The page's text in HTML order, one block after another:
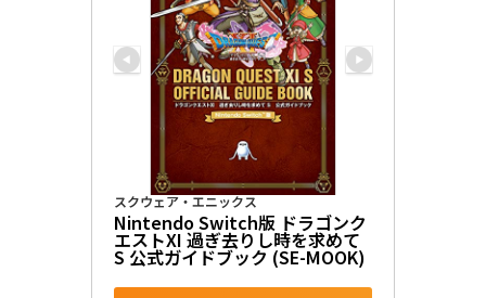
スクウェア・エニックス
Nintendo Switch版 ドラゴンク
エストXI 過ぎ去りし時を求めて
S 公式ガイドブック (SE-MOOK)